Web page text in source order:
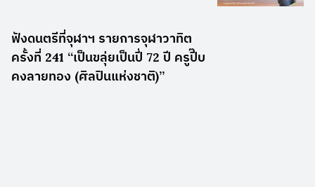
ฟังดนตรีที่จุฬาฯ รายการจุฬาวาทิต
ครั้งที่ 241 “เป็นขลุ่ยเป็นปี่ 72 ปี ครูปี๊บ
คงลายทอง (ศิลปินแห่งชาติ)”